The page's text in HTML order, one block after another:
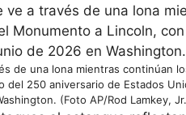
de una lona mientras continúan
del 250 aniversario de Estados
(Foto AP/Rod Lamkey,